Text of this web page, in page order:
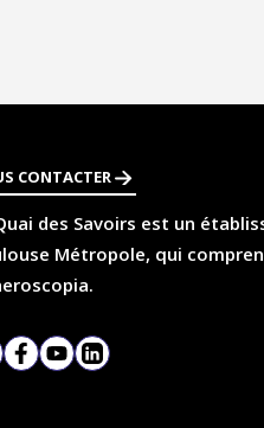
CONTACTER
des Savoirs est un
Métropole, qui
Facebook
YouTubeLinkedIn